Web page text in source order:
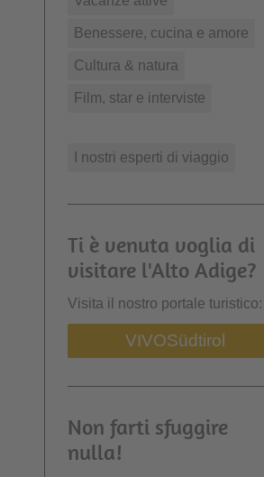
Benessere, cucina e amore
Cultura & natura
Film, star e interviste
I nostri esperti di viaggio
Ti è venuta voglia di
visitare l'Alto Adige?
Visita il nostro portale turistico:
VIVOSüdtirol
Non farti sfuggire
nulla!